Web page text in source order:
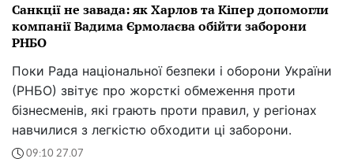
Санкції не завада: як Харлов та Кіпер допомогли
компанії Вадима Єрмолаєва обійти заборони
РНБО
Поки Рада національної безпеки і оборони України
(РНБО) звітує про жорсткі обмеження проти
бізнесменів, які грають проти правил, у регіонах
навчилися з легкістю обходити ці заборони.
09:10 27.07